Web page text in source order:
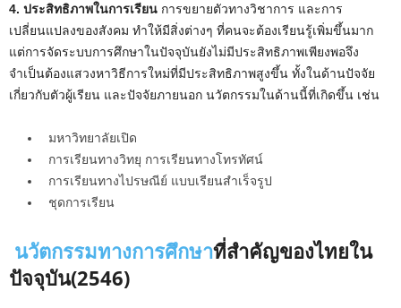
4. ประสิทธิภาพในการเรียน การขยายตัวทางวิชาการ และการ
เปลี่ยนแปลงของสังคม ทำให้มีสิ่งต่างๆ ที่คนจะต้องเรียนรู้เพิ่มขึ้นมาก
แต่การจัดระบบการศึกษาในปัจจุบันยังไม่มีประสิทธิภาพเพียงพอจึง
จำเป็นต้องแสวงหาวิธีการใหม่ที่มีประสิทธิภาพสูงขึ้น ทั้งในด้านปัจจัย
เกี่ยวกับตัวผู้เรียน และปัจจัยภายนอก นวัตกรรมในด้านนี้ที่เกิดขึ้น เช่น
มหาวิทยาลัยเปิด
การเรียนทางวิทยุ การเรียนทางโทรทัศน์
การเรียนทางไปรษณีย์ แบบเรียนสำเร็จรูป
ชุดการเรียน
นวัตกรรมทางการศึกษาที่สำคัญของไทยใน
ปัจจุบัน(2546)